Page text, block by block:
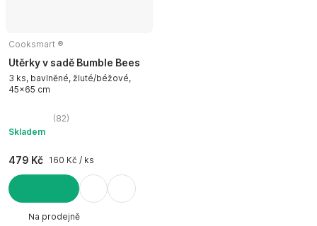
Cooksmart ®
Utěrky v sadě Bumble Bees
3 ks, bavlněné, žluté/béžové,
45x65 cm
(82)
Skladem
479 Kč 160 Kč / ks
DO KOŠÍKU
Na prodejně